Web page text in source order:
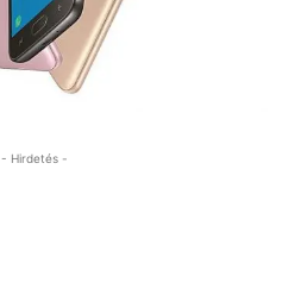
- Hirdetés -